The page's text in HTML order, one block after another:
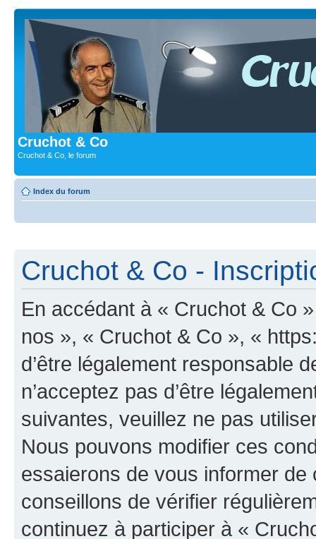
Cruchot & Co
Cruchot & Co, le forum
Index du forum
Cruchot & Co -
En accédant à « Cruchot & Co
nos », « Cruchot & Co », «
d’être légalement responsable
n’acceptez pas d’être
suivantes, veuillez ne pas
Nous pouvons modifier ces
essaierons de vous informer
conseillons de vérifier
continuez à participer à «